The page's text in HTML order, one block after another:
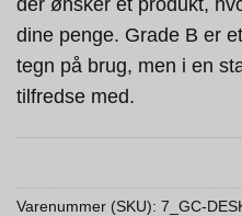
der ønsker et produkt,
dine penge. Grade B er
tegn på brug, men i en
tilfredse med.
Varenummer (SKU): 7_GC-